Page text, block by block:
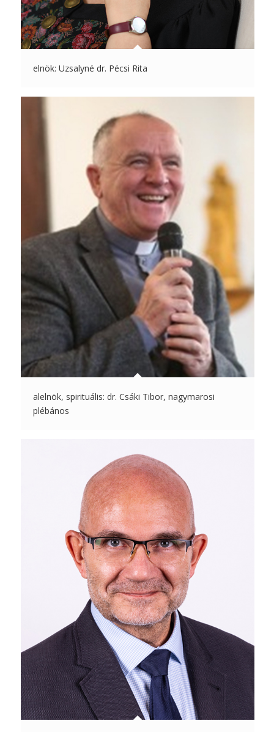
elnök: Uzsalyné dr. Pécsi Rita
alelnök, spirituális: dr. Csáki Tibor, nagymarosi
plébános